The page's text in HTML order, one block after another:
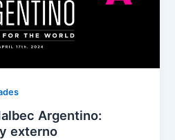
Argentino:
externo